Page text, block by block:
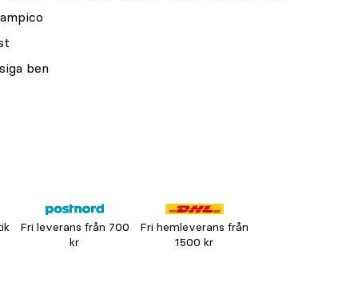
ben
Fri leverans från 700
kr
Fri hemleverans från
1500 kr